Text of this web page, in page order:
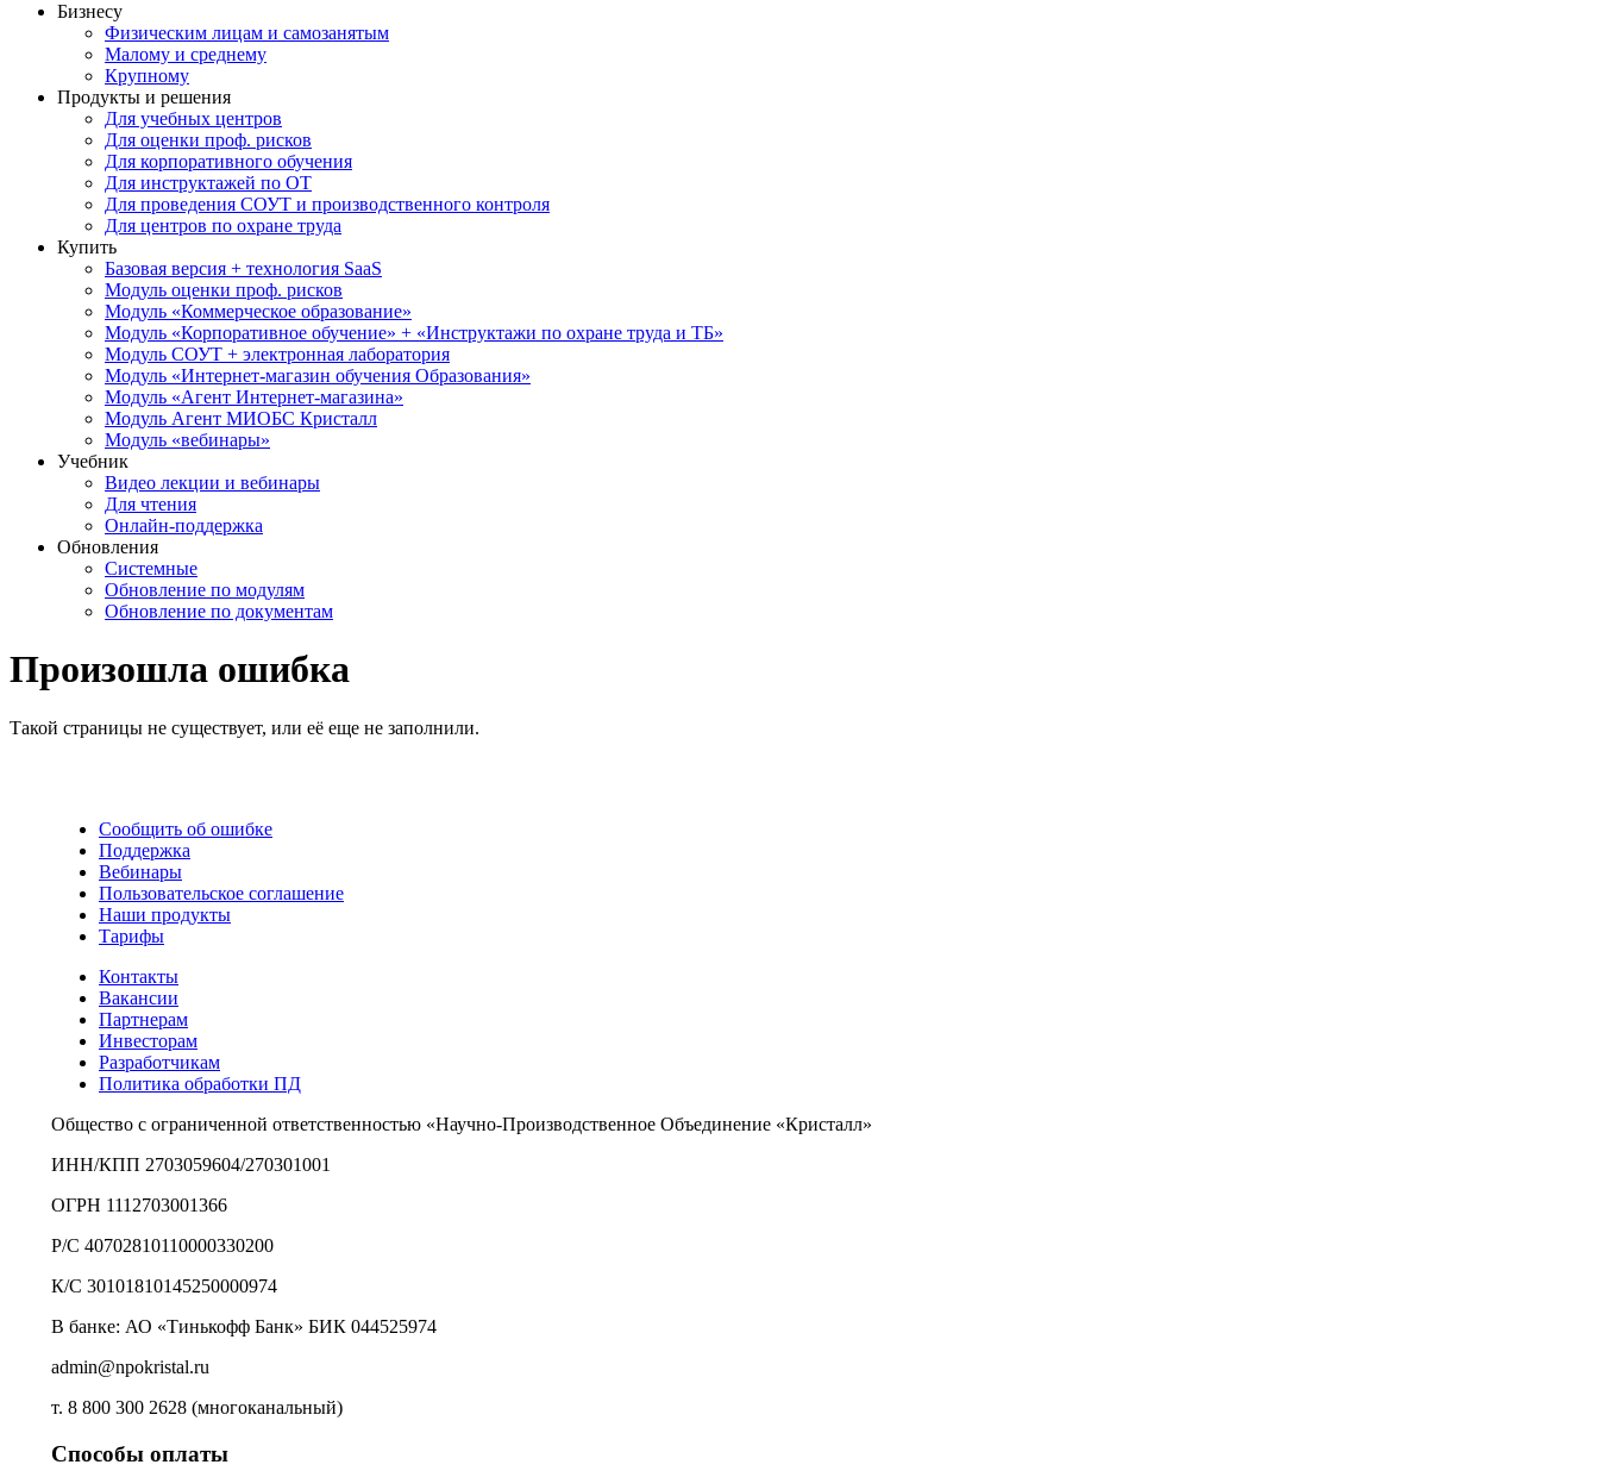
Бизнесу
Физическим лицам и самозанятым
Малому и среднему
Крупному
Продукты и решения
Для учебных центров
Для оценки проф. рисков
Для корпоративного обучения
Для инструктажей по ОТ
Для проведения СОУТ и производственного контроля
Для центров по охране труда
Купить
Базовая версия + технология SaaS
Модуль оценки проф. рисков
Модуль «Коммерческое образование»
Модуль «Корпоративное обучение» + «Инструктажи по охране труда и ТБ»
Модуль СОУТ + электронная лаборатория
Модуль «Интернет-магазин обучения Образования»
Модуль «Агент Интернет-магазина»
Модуль Агент МИОБС Кристалл
Модуль «вебинары»
Учебник
Видео лекции и вебинары
Для чтения
Онлайн-поддержка
Обновления
Системные
Обновление по модулям
Обновление по документам
Произошла ошибка
Такой страницы не существует, или её еще не заполнили.
Сообщить об ошибке
Поддержка
Вебинары
Пользовательское соглашение
Наши продукты
Тарифы
Контакты
Вакансии
Партнерам
Инвесторам
Разработчикам
Политика обработки ПД
Общество с ограниченной ответственностью «Научно-Производственное Объединение «Кристалл»
ИНН/КПП 2703059604/270301001
ОГРН 1112703001366
Р/С 40702810110000330200
К/С 30101810145250000974
В банке: АО «Тинькофф Банк» БИК 044525974
admin@npokristal.ru
т. 8 800 300 2628 (многоканальный)
Способы оплаты